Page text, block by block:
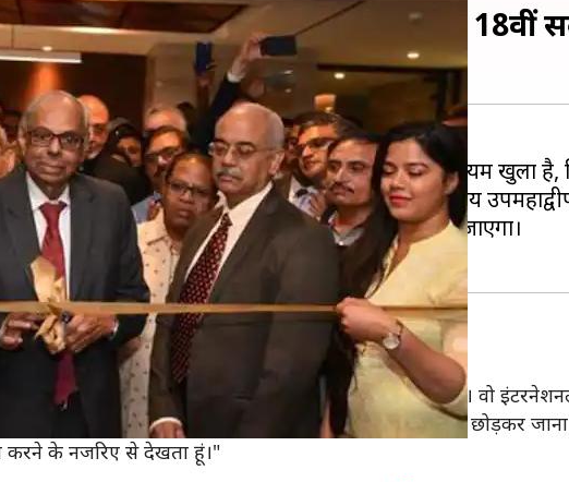
का पहला करंसी म्यूजियम, रखे गए 18वीं
अलग सामान रखा जाता है। अब बेंगलुरू में ऐसा म्यूजियम खुला है,
रजाक्स म्यूजियम ऑफ इंडियन पेपर मनी' में भारतीय
इसकी शुरुआत और इसके इस्तेमाल के बारे में बताया जाएगा।
कोशिश है म्यूजियम"
फाउंडर रिजवान रज्जाक को पेपर करंसी इकट्ठा करने का शौक है। वो
"इस म्यूजियम को खोलने का मकसद अपने पीछे ऐसी विरासत छोड़कर
करने के नजरिए से देखता हूं।"